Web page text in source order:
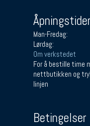
Man-Fredag:
Lørdag:
Om verkstedet
For å bestille time
nettbutikken og
linjen
Betingelser